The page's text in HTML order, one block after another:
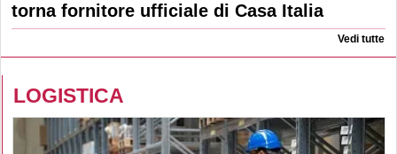
torna fornitore ufficiale di Casa Italia
Vedi tutte
LOGISTICA